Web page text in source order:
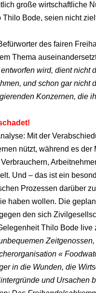
große wirtschaftliche
Bode, seien nicht
des fairen
Thema
wird, dient nicht
und schon gar nicht
Konzernen, die
Mit der
nützt, während es
Und – das ist ein
Prozessen darüber
haben wollen. Die
den sich
Thilo Bode
«
in die Wunden, die
und Ursachen